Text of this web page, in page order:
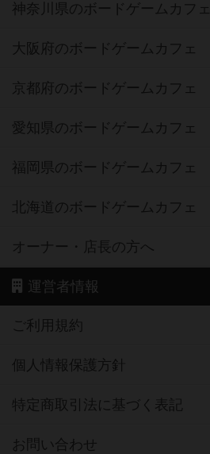
神奈川県のボードゲームカフェ
大阪府のボードゲームカフェ
京都府のボードゲームカフェ
愛知県のボードゲームカフェ
福岡県のボードゲームカフェ
北海道のボードゲームカフェ
オーナー・店長の方へ
運営者情報
ご利用規約
個人情報保護方針
特定商取引法に基づく表記
お問い合わせ